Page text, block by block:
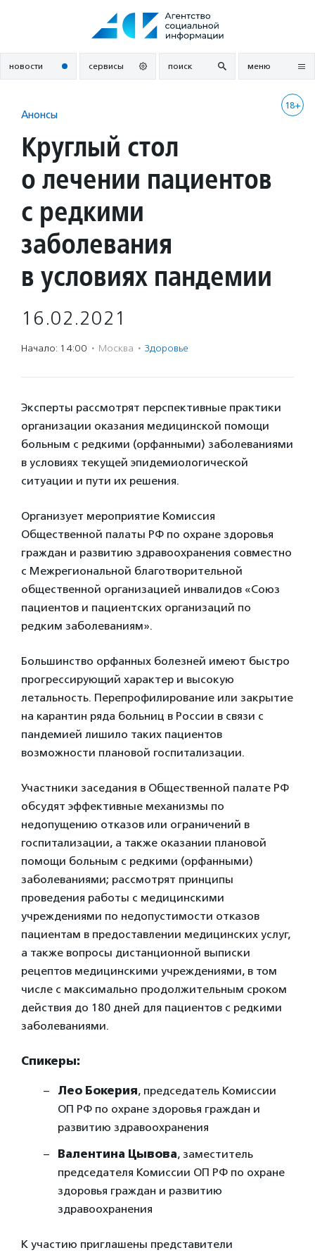
новости сервисы поиск меню
18+
Анонсы
Круглый стол
о лечении пациентов
с редкими
заболевания
в условиях пандемии
16.02.2021
Начало: 14:00 · Москва · Здоровье
Эксперты рассмотрят перспективные практики
организации оказания медицинской помощи
больным с редкими (орфанными) заболеваниями
в условиях текущей эпидемиологической
ситуации и пути их решения.
Организует мероприятие Комиссия
Общественной палаты РФ по охране здоровья
граждан и развитию здравоохранения совместно
с Межрегиональной благотворительной
общественной организацией инвалидов «Союз
пациентов и пациентских организаций по
редким заболеваниям».
Большинство орфанных болезней имеют быстро
прогрессирующий характер и высокую
летальность. Перепрофилирование или закрытие
на карантин ряда больниц в России в связи с
пандемией лишило таких пациентов
возможности плановой госпитализации.
Участники заседания в Общественной палате РФ
обсудят эффективные механизмы по
недопущению отказов или ограничений в
госпитализации, а также оказании плановой
помощи больным с редкими (орфанными)
заболеваниями; рассмотрят принципы
проведения работы с медицинскими
учреждениями по недопустимости отказов
пациентам в предоставлении медицинских услуг,
а также вопросы дистанционной выписки
рецептов медицинскими учреждениями, в том
числе с максимально продолжительным сроком
действия до 180 дней для пациентов с редкими
заболеваниями.
Спикеры:
Лео Бокерия, председатель Комиссии
ОП РФ по охране здоровья граждан и
развитию здравоохранения
Валентина Цывова, заместитель
председателя Комиссии ОП РФ по охране
здоровья граждан и развитию
здравоохранения
К участию приглашены представители